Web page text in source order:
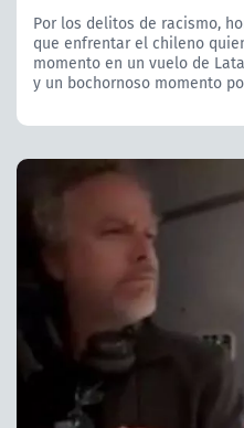
Por los delitos de racismo,
que enfrentar el chileno
momento en un vuelo de
y un bochornoso momento